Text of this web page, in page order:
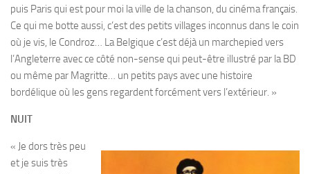
puis Paris qui est pour moi la ville de la chanson, du cinéma français.
Ce qui me botte aussi, c’est des petits villages inconnus dans le coin
où je vis, le Condroz… La Belgique c’est déjà un marchepied vers
l’Angleterre avec ce côté non-sense qui peut-être illustré par la BD
ou même par Magritte… un petits pays avec une histoire
bordélique où les gens regardent forcément vers l’extérieur. »
NUIT
« Je dors très peu
et je suis très